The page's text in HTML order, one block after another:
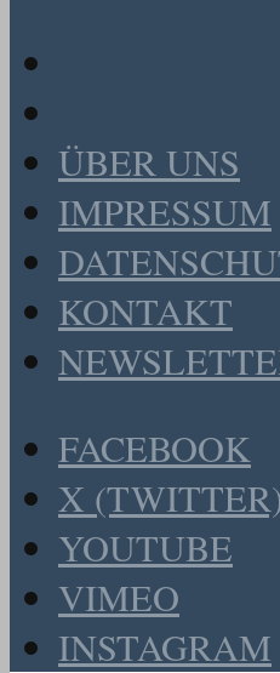
ÜBER UNS
IMPRESSUM
KONTAKT
FACEBOOK
X
YOUTUBE
VIMEO
INSTAGRAM